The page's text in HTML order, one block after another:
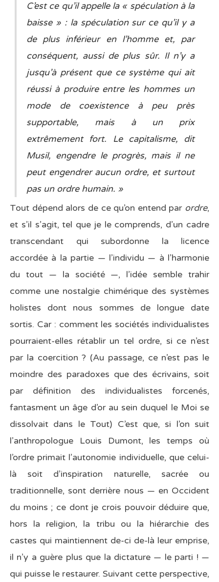
C’est ce qu’il appelle la « spéculation à la
baisse » : la spéculation sur ce qu’il y a
de plus inférieur en l’homme et, par
conséquent, aussi de plus sûr. Il n’y a
jusqu’à présent que ce système qui ait
réussi à produire entre les hommes un
mode de coexistence à peu près
supportable, mais à un prix
extrêmement fort. Le capitalisme, dit
Musil, engendre le progrès, mais il ne
peut engendrer aucun ordre, et surtout
pas un ordre humain. »
Tout dépend alors de ce qu’on entend par ordre,
et s’il s’agit, tel que je le comprends, d’un cadre
transcendant qui subordonne la licence
accordée à la partie — l’individu — à l’harmonie
du tout — la société —, l’idée semble trahir
comme une nostalgie chimérique des systèmes
holistes dont nous sommes de longue date
sortis. Car : comment les sociétés individualistes
pourraient-elles rétablir un tel ordre, si ce n’est
par la coercition ? (Au passage, ce n’est pas le
moindre des paradoxes que des écrivains, soit
par définition des individualistes forcenés,
fantasment un âge d’or au sein duquel le Moi se
dissolvait dans le Tout) C’est que, si l’on suit
l’anthropologue Louis Dumont, les temps où
l’ordre primait l’autonomie individuelle, que celui-
là soit d’inspiration naturelle, sacrée ou
traditionnelle, sont derrière nous — en Occident
du moins ; ce dont je crois pouvoir déduire que,
hors la religion, la tribu ou la hiérarchie des
castes qui maintiennent de-ci de-là leur emprise,
il n’y a guère plus que la dictature — le parti ! —
qui puisse le restaurer. Suivant cette perspective,